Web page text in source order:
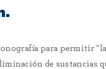
para permitir
de sustancias